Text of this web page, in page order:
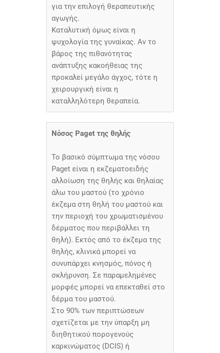
για την επιλογή θεραπευτικής
αγωγής.
Καταλυτική όμως είναι η
ψυχολογία της γυναίκας. Αν το
βάρος της πιθανότητας
ανάπτυξης κακοήθειας της
προκαλεί μεγάλο άγχος, τότε η
χειρουργική είναι η
καταλληλότερη θεραπεία.
Νόσος Paget της θηλής
Το βασικό σύμπτωμα της νόσου
Paget είναι η εκζεματοειδής
αλλοίωση της θηλής και θηλαίας
άλω του μαστού (το χρόνιο
έκζεμα στη θηλή του μαστού και
την περιοχή του χρωματισμένου
δέρματος που περιβάλλει τη
θηλή). Εκτός από το έκζεμα της
θηλής, κλινικά μπορεί να
συνυπάρχει κνησμός, πόνος ή
σκλήρυνση. Σε παραμελημένες
μορφές μπορεί να επεκταθεί στο
δέρμα του μαστού.
Στο 90% των περιπτώσεων
σχετίζεται με την ύπαρξη μη
διηθητικού πορογενούς
καρκινώματος (DCIS) ή